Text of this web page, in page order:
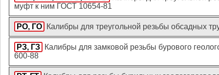
муфт к ним ГОСТ 10654-81
РО, ГО Калибры для треугольной резьбы обсадных
РЗ, ГЗ
Калибры для замковой резьбы бурового
600-88